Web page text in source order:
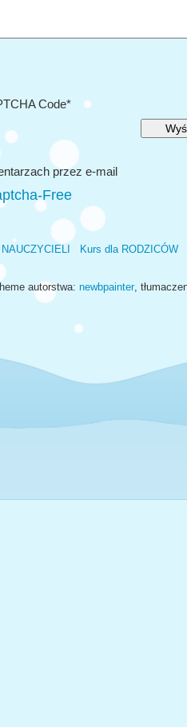
Code*
przez e-mail
Free
Kurs dla RODZICÓW
autorstwa: newbpainter,